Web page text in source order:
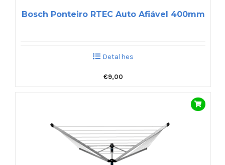
Bosch Ponteiro RTEC Auto Afiável 400mm
Detalhes
€9,00